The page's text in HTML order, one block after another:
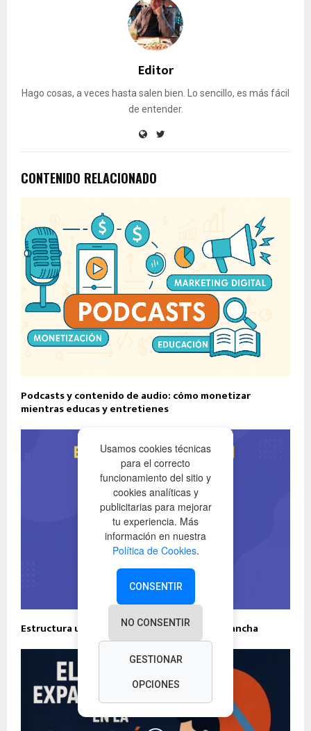
Editor
Hago cosas, a veces hasta salen bien. Lo sencillo, es más fácil
de entender.
CONTENIDO RELACIONADO
Podcasts y contenido de audio: cómo monetizar
mientras educas y entretienes
Estructura universal del contenido que engancha
Usamos cookies técnicas
para el correcto
funcionamiento del sitio y
cookies analíticas y
publicitarias para mejorar
tu experiencia. Más
información en nuestra
Política de Cookies.
CONSENTIR
NO CONSENTIR
GESTIONAR
OPCIONES